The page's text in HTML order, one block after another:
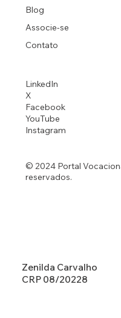
Zenilda Carvalho
CRP 08/20228
Blog
Associe-se
Contato
LinkedIn
X
Facebook
YouTube
Instagram
© 2024 Portal
reservados.